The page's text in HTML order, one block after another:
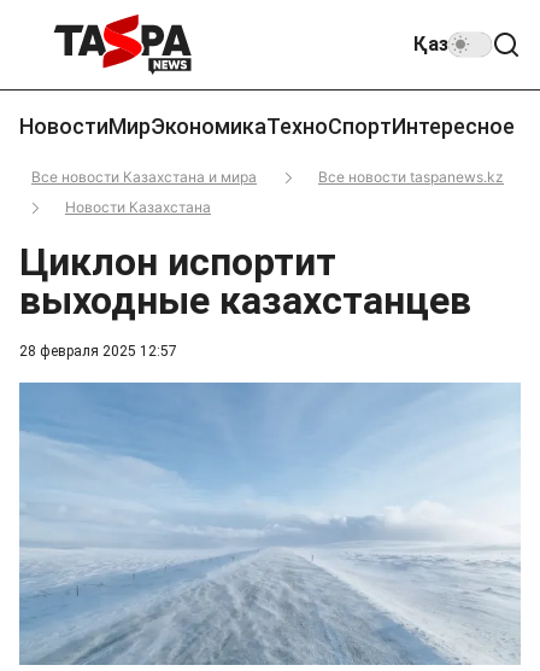
Қаз
НовостиМирЭкономикаТехноСпортИнтересное
Все новости Казахстана и мира
Все новости taspanews.kz
Новости Казахстана
28 февраля 2025 12:57
Циклон испортит
выходные казахстанцев